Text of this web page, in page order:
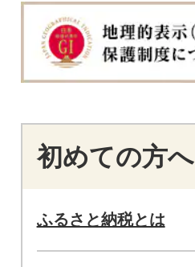
初めての方へ
ふるさと納税とは